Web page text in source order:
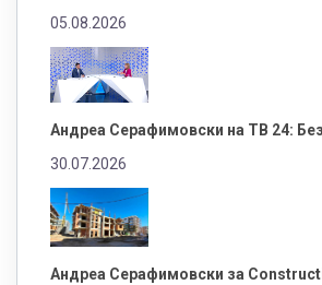
05.08.2026
Андреа Серафимовски на ТВ 24:
30.07.2026
Андреа Серафимовски за